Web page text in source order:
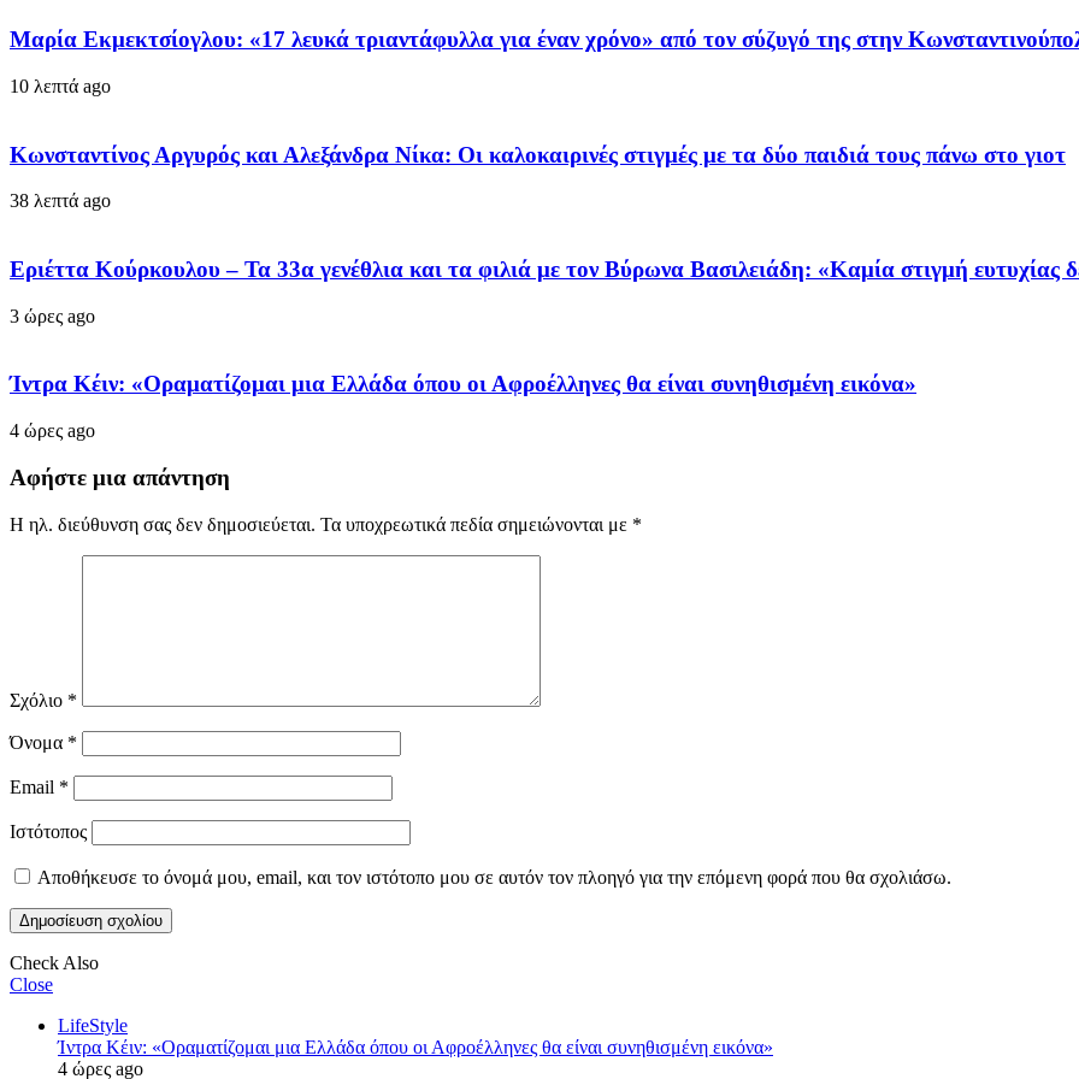
Μαρία Εκμεκτσίογλου: «17 λευκά τριαντάφυλλα για έναν χρόνο» από τον σύζυγό της στην
10 λεπτά ago
Κωνσταντίνος Αργυρός και Αλεξάνδρα Νίκα: Οι καλοκαιρινές στιγμές με τα δύο παιδιά τους πάνω στο γιοτ
38 λεπτά ago
Εριέττα Κούρκουλου – Τα 33α γενέθλια και τα φιλιά με τον Βύρωνα Βασιλειάδη: «Καμία στιγμή ευτυχίας
3 ώρες ago
Ίντρα Κέιν: «Οραματίζομαι μια Ελλάδα όπου οι Αφροέλληνες θα είναι συνηθισμένη εικόνα»
4 ώρες ago
Αφήστε μια απάντηση
Η ηλ. διεύθυνση σας δεν δημοσιεύεται. Τα υποχρεωτικά πεδία σημειώνονται με *
Σχόλιο *
Όνομα *
Email *
Ιστότοπος
Αποθήκευσε το όνομά μου, email, και τον ιστότοπο μου σε αυτόν τον πλοηγό για την επόμενη φορά που θα σχολιάσω.
Check Also
Close
LifeStyle
Ίντρα Κέιν: «Οραματίζομαι μια Ελλάδα όπου οι Αφροέλληνες θα είναι συνηθισμένη εικόνα»
4 ώρες ago